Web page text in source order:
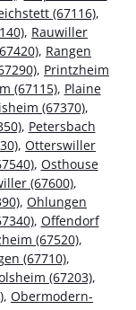
(67116),
, Rauwiller
, Rangen
, Printzheim
(67115), Plaine
(67370),
, Petersbach
, Otterswiller
, Osthouse
(67600),
, Ohlungen
, Offendorf
(67520),
(67710),
(67203),
, Obermodern-